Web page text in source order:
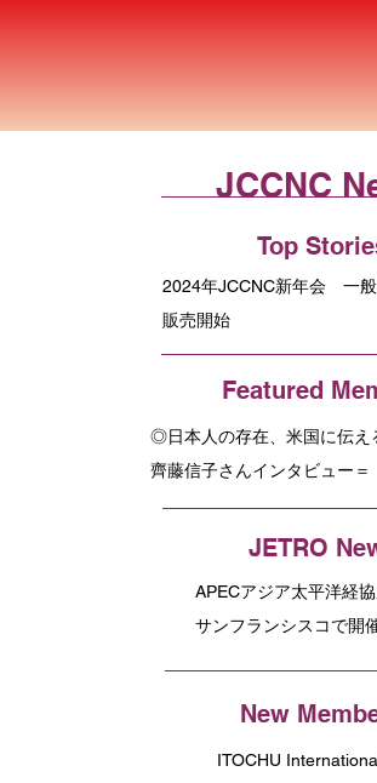
JCCNC
Top
2024年JCCNC新年会 一般
販売開始
Featured
◎日本人の存在、米国に伝え
齊藤信子さんインタビュー＝
JETRO
APECアジア太平洋経
サンフランシスコで開
New
ITOCHU